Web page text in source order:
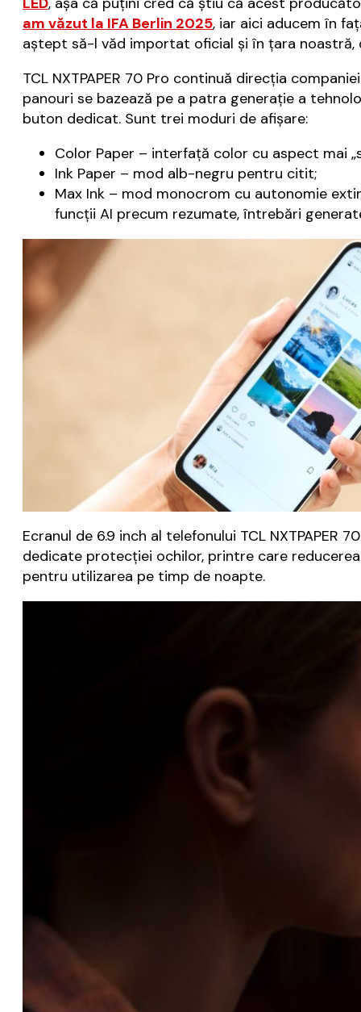
am văzut la IFA Berlin 2025, iar aici aducem în
aștept să-l văd importat oficial și în țara
TCL NXTPAPER 70 Pro continuă direcția
panouri se bazează pe a patra generație a
buton dedicat. Sunt trei moduri de afișare:
Color Paper – interfață color cu aspect mai
Ink Paper – mod alb-negru pentru citit;
Max Ink – mod monocrom cu autonomie
funcții AI precum rezumate, întrebări
Ecranul de 6.9 inch al telefonului TCL
dedicate protecției ochilor, printre care
pentru utilizarea pe timp de noapte.